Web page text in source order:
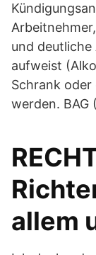
und
aufweist
Schrank
werden. BAG
allem